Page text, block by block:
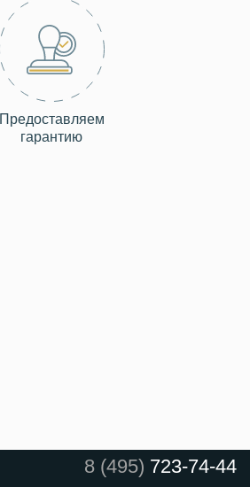
Предоставляем
гарантию
8 (495) 723-74-44